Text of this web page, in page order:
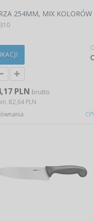
254MM, MIX KOLORÓW
PLN brutto
82,64 PLN